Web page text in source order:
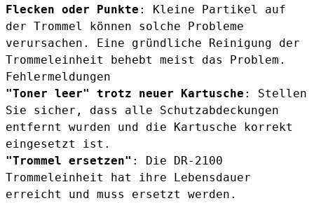
Flecken oder Punkte : Kleine Partikel auf
der Trommel können solche Probleme
verursachen. Eine gründliche Reinigung der
Trommeleinheit behebt meist das Problem.
Fehlermeldungen
"Toner leer" trotz neuer Kartusche : Stellen
Sie sicher, dass alle Schutzabdeckungen
entfernt wurden und die Kartusche korrekt
eingesetzt ist.
"Trommel ersetzen" : Die DR-2100
Trommeleinheit hat ihre Lebensdauer
erreicht und muss ersetzt werden.